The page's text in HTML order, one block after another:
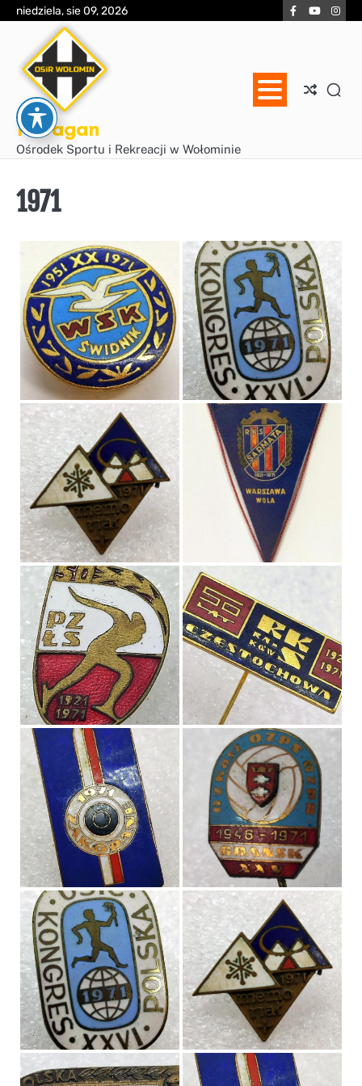
Skip
content
niedziela, sie 09, 2026 Facebook
YouTube
Huragan
Ośrodek Sportu i Rekreacji w Wołominie
1971